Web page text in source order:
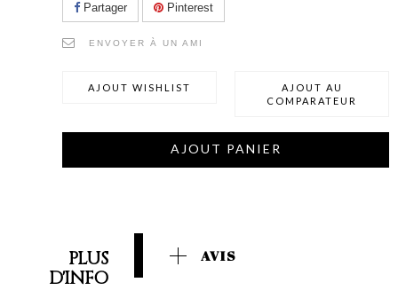
Partager Pinterest
ENVOYER À UN AMI
AJOUT WISHLIST
AJOUT AU
COMPARATEUR
AJOUT PANIER
PLUS
D'INFO
AVIS